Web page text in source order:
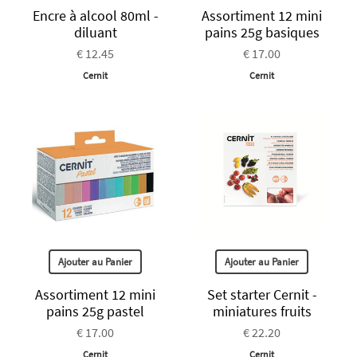
Encre à alcool 80ml -
diluant
€ 12.45
Cernit
Assortiment 12 mini
pains 25g basiques
€ 17.00
Cernit
Ajouter au Panier
Assortiment 12 mini
pains 25g pastel
€ 17.00
Cernit
Ajouter au Panier
Set starter Cernit -
miniatures fruits
€ 22.20
Cernit